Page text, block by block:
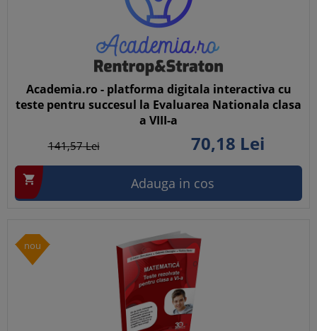
Academia.ro - platforma digitala interactiva cu
teste pentru succesul la Evaluarea Nationala clasa
a VIII-a
141,57Lei 70,18 Lei
 Adauga in cos
nou